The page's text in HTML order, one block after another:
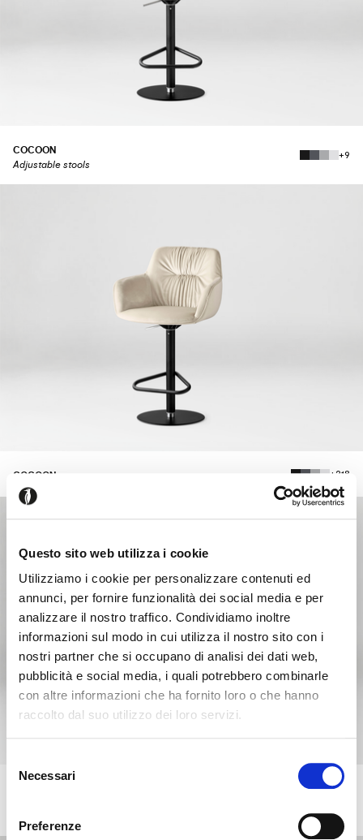
Questo sito web utilizza i cookie
Utilizziamo i cookie per personalizzare contenuti ed
annunci, per fornire funzionalità dei social media e per
analizzare il nostro traffico. Condividiamo inoltre
informazioni sul modo in cui utilizza il nostro sito con i
nostri partner che si occupano di analisi dei dati web,
pubblicità e social media, i quali potrebbero combinarle
con altre informazioni che ha fornito loro o che hanno
raccolto dal suo utilizzo dei loro servizi.
delNecessari
Preferenze
COCOON
Adjustable stools
+9
COCOON +218
Seems like you’re browsing from Close
International. Would you like to switch to the site in